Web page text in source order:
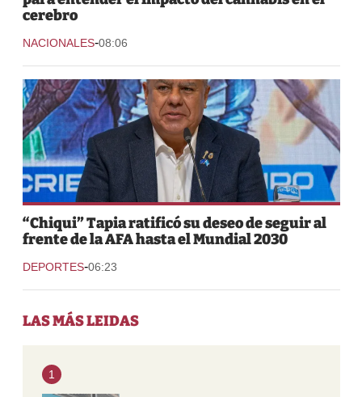
cerebro
NACIONALES-08:06
“Chiqui” Tapia ratificó su deseo de seguir al
frente de la AFA hasta el Mundial 2030
DEPORTES-06:23
LAS MÁS LEIDAS
1